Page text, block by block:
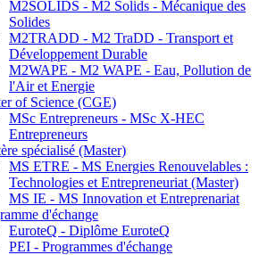
M2SOLIDS - M2 Solids - Mécanique des
Solides
M2TRADD - M2 TraDD - Transport et
Développement Durable
M2WAPE - M2 WAPE - Eau, Pollution de
l'Air et Energie
of Science (CGE)
MSc Entrepreneurs - MSc X-HEC
Entrepreneurs
spécialisé (Master)
MS ETRE - MS Energies Renouvelables :
Technologies et Entrepreneuriat (Master)
MS IE - MS Innovation et Entreprenariat
d'échange
EuroteQ - Diplôme EuroteQ
PEI - Programmes d'échange